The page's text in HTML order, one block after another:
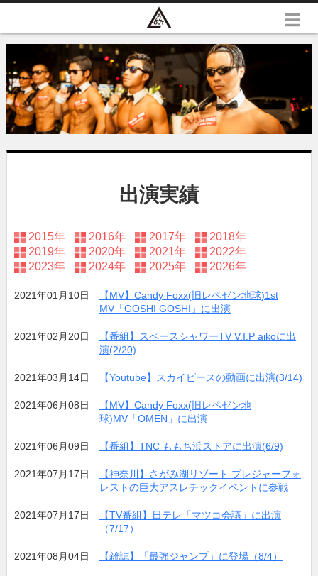
出演実績
2015年 2016年 2017年
2018年
2019年
2020年 2021年
2022年
2023年
2024年 2025年 2026年
2021年01月10日
【MV】Candy Foxx(旧レペゼン地球)1st
MV「GOSHI GOSHI」に出演
2021年02月20日
【番組】スペースシャワーTV V.I.P aikoに出
演(2/20)
2021年03月14日 【Youtube】スカイピースの動画に出演(3/14)
2021年06月08日
【MV】Candy Foxx(旧レペゼン地
球)MV「OMEN」に出演
2021年06月09日 【番組】TNC ももち浜ストアに出演(6/9)
2021年07月17日
【神奈川】さがみ湖リゾート プレジャーフォ
レストの巨大アスレチックイベントに参戦
2021年07月17日
【TV番組】日テレ「マツコ会議」に出演
（7/17）
2021年08月04日 【雑誌】「最強ジャンプ」に登場（8/4）